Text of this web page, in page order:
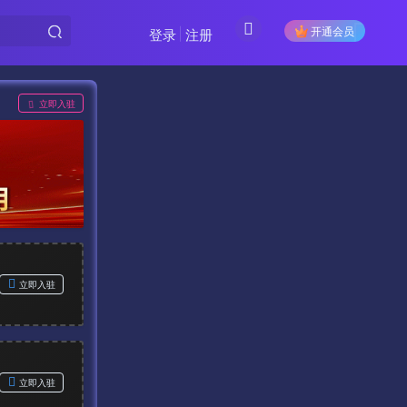
开通会员
登录 注册
立即入驻
立即入驻
立即入驻